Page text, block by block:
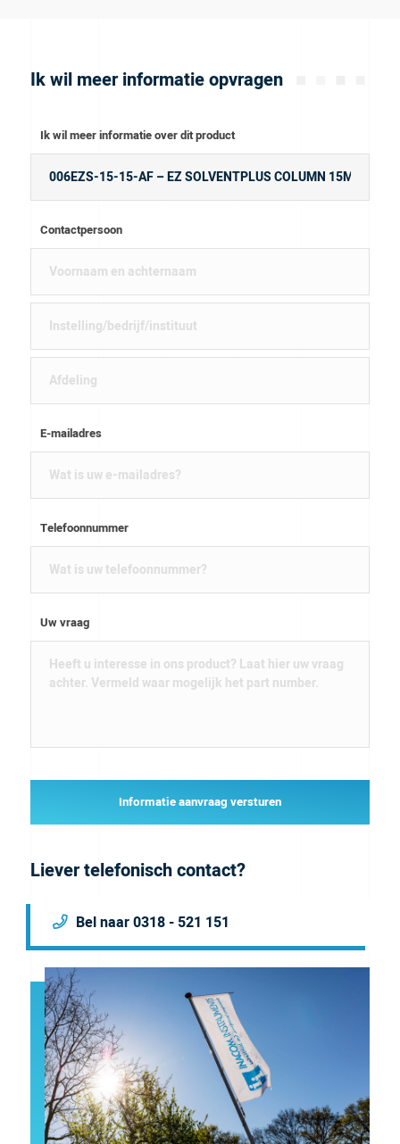
Ik wil meer informatie opvragen
Ik wil meer informatie over dit product
Contactpersoon
E-mailadres
Telefoonnummer
Uw vraag
Informatie aanvraag versturen
Liever telefonisch contact?
Bel naar 0318 - 521 151